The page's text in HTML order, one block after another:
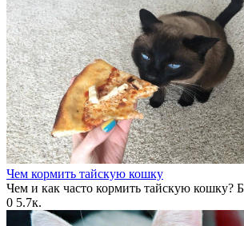
Чем кормить тайскую кошку
Чем и как часто кормить тайскую кошку?
0 5.7к.